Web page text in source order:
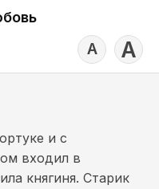
А А
и с
входил в
княгиня. Старик